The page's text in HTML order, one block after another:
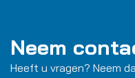
Neem
Heeft u vragen? Neem